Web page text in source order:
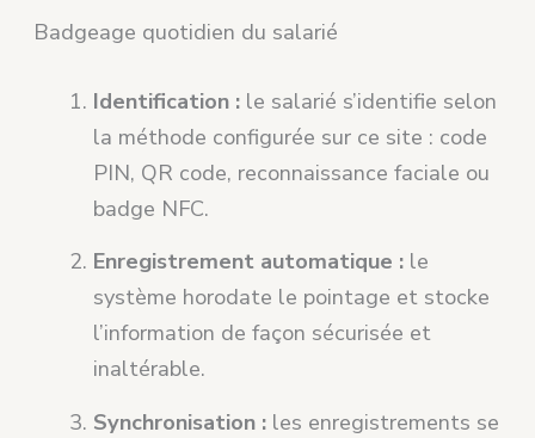
Badgeage quotidien du salarié
Identification : le salarié s’identifie selon
la méthode configurée sur ce site : code
PIN, QR code, reconnaissance faciale ou
badge NFC.
Enregistrement automatique : le
système horodate le pointage et stocke
l’information de façon sécurisée et
inaltérable.
Synchronisation : les enregistrements se